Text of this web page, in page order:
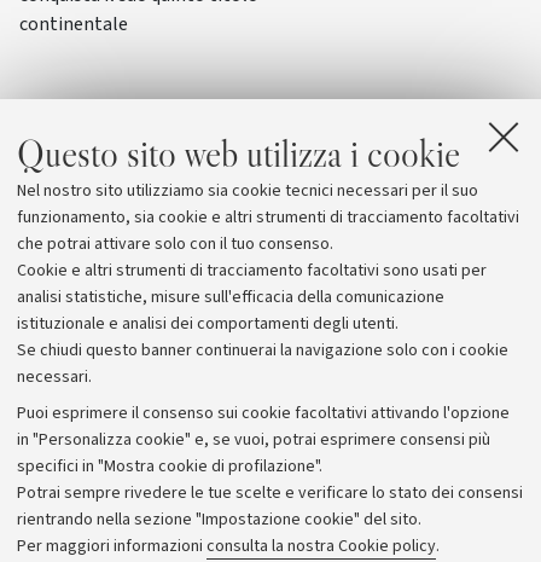
Questo sito web utilizza i cookie
Nel nostro sito utilizziamo sia cookie tecnici necessari per il suo
funzionamento, sia cookie e altri strumenti di tracciamento facoltativi
che potrai attivare solo con il tuo consenso.
Cookie e altri strumenti di tracciamento facoltativi sono usati per
analisi statistiche, misure sull'efficacia della comunicazione
istituzionale e analisi dei comportamenti degli utenti.
Se chiudi questo banner continuerai la navigazione solo con i cookie
necessari.
Puoi esprimere il consenso sui cookie facoltativi attivando l'opzione
in "Personalizza cookie" e, se vuoi, potrai esprimere consensi più
specifici in "Mostra cookie di profilazione".
Potrai sempre rivedere le tue scelte e verificare lo stato dei consensi
rientrando nella sezione "Impostazione cookie" del sito.
Per maggiori informazioni consulta la nostra Cookie policy.
continentale
Archivio
Comunicati stampa
Redazione
Rassegna stampa